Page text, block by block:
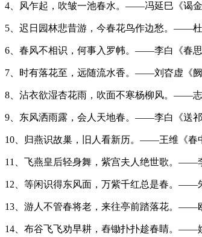
4、风乍起，吹皱一池春水。——冯延巳《谒金
5、迟日园林悲昔游，今春花鸟作边愁。——杜
6、春风不相识，何事入罗帏。——李白《春思
7、时有落花至，远随流水香。——刘昚虚《阙
8、沾衣欲湿杏花雨，吹面不寒杨柳风。——志
9、东风洒雨露，会人天地春。——李白《送祁
10、归燕识故巢，旧人看新历。——王维《春
11、飞燕皇后轻身舞，紫宫夫人绝世歌。——
12、等闲识得东风面，万紫千红总是春。——
13、游人不管春将老，来往亭前踏落花。——
14、布谷飞飞劝早耕，舂锄扑扑趁春睛。——